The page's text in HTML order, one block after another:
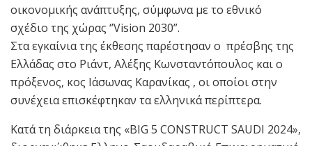
οικονομικής ανάπτυξης, σύμφωνα με το εθνικό
σχέδιο της χώρας ‘’Vision 2030”.
Στα εγκαίνια της έκθεσης παρέστησαν ο πρέσβης της
Ελλάδας στο Ριάντ, Αλέξης Κωνσταντόπουλος και ο
πρόξενος, κος Ιάσωνας Καρανίκας , οι οποίοι στην
συνέχεια επισκέφτηκαν τα ελληνικά περίπτερα.
Κατά τη διάρκεια της «BIG 5 CONSTRUCT SAUDI 2024»,